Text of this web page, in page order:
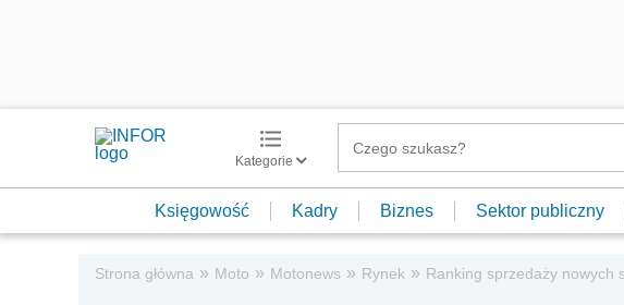
Kategorie
Księgowość Kadry Biznes Sektor publiczny
Strona główna » Moto » Motonews » Rynek » Ranking sprzedaży nowych